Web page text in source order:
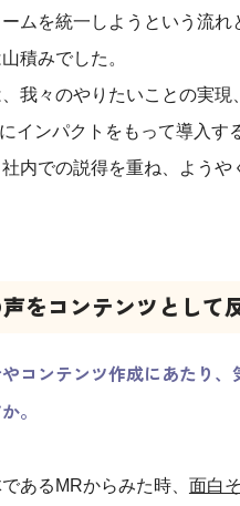
ムを統一しようという流れ
積みでした。
我々のやりたいことの実現
インパクトをもって導入す
内での説得を重ね、ようや
をコンテンツとして
コンテンツ作成にあたり、
。
あるMRからみた時、 面白